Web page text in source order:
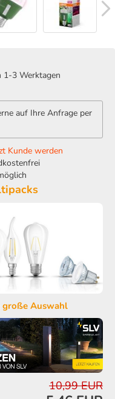
3 Werktagen
auf Ihre Anfrage per
Kunde werden
Auswahl
10,99 EUR